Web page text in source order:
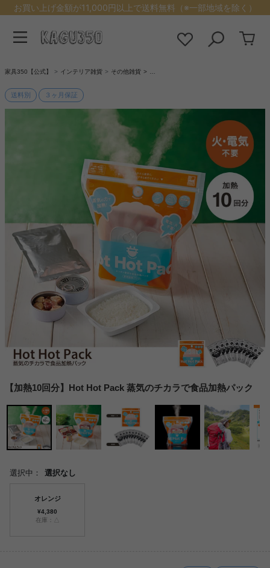
お買い上げ金額が11,000円以上で送料無料（※一部地域を除く）
家具350【公式】 インテリア雑貨 その他雑貨
送料別 ３ヶ月保証
【加熱10回分】Hot Hot Pack 蒸気のチカラで食品加熱パック
選択中： 選択なし
オレンジ
¥4,380
在庫：△